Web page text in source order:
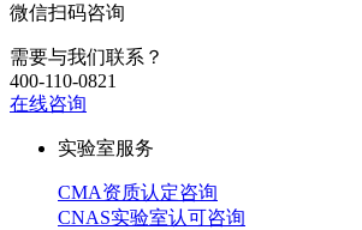
微信扫码咨询
需要与我们联系？
400-110-0821
在线咨询
实验室服务
CMA资质认定咨询
CNAS实验室认可咨询